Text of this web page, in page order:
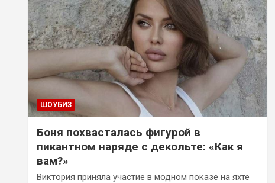
ШОУБИЗ
Боня похвасталась фигурой в
пикантном наряде с декольте: «Как я
вам?»
Виктория приняла участие в модном показе на яхте